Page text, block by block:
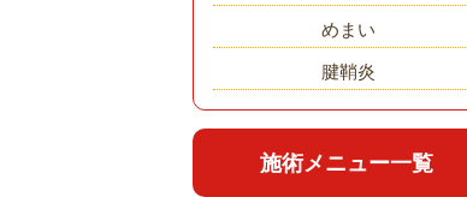
めまい
腱鞘炎
施術メニュー一覧